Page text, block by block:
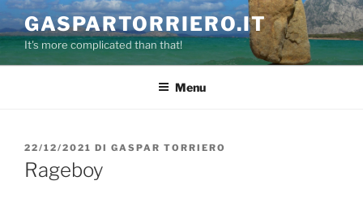
Salta
al
contenuto
GASPARTORRIERO.IT
It's more complicated than that!
Menu
PUBBLICATO
IL
22/12/2021 DI GASPAR TORRIERO
Rageboy